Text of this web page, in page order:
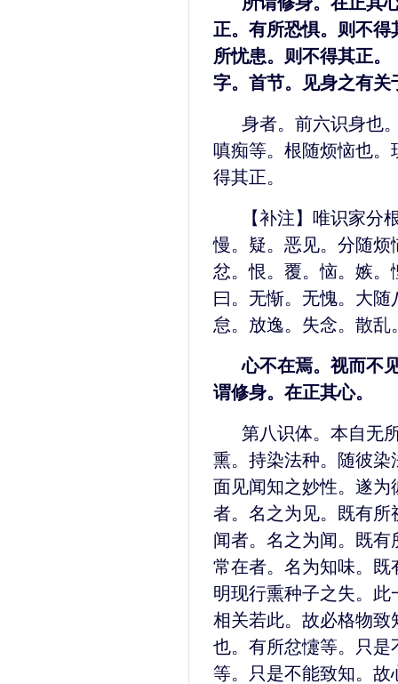
正。有所恐惧。则不
所忧患。则不得其正
字。首节。见身之有
身者。前六识身也
嗔痴等。根随烦恼也
得其正。
【补注】唯识家分
慢。疑。恶见。分随
忿。恨。覆。恼。嫉
曰。无惭。无愧。大
怠。放逸。失念。散乱
心不在焉。视而不
谓修身。在正其心。
第八识体。本自无
熏。持染法种。随彼
面见闻知之妙性。遂
者。名之为见。既有
闻者。名之为闻。既
常在者。名为知味。
明现行熏种子之失。
相关若此。故必格物
也。有所忿懥等。只
等。只是不能致知。